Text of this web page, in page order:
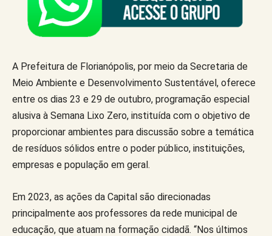
A Prefeitura de Florianópolis, por meio da Secretaria de
Meio Ambiente e Desenvolvimento Sustentável, oferece
entre os dias 23 e 29 de outubro, programação especial
alusiva à Semana Lixo Zero, instituída com o objetivo de
proporcionar ambientes para discussão sobre a temática
de resíduos sólidos entre o poder público, instituições,
empresas e população em geral.
Em 2023, as ações da Capital são direcionadas
principalmente aos professores da rede municipal de
educação, que atuam na formação cidadã. “Nos últimos